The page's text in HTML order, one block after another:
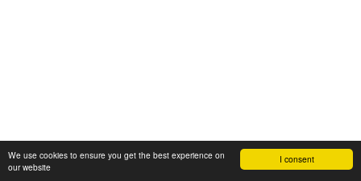
I consent
We use cookies to ensure you get the best experience on
our website